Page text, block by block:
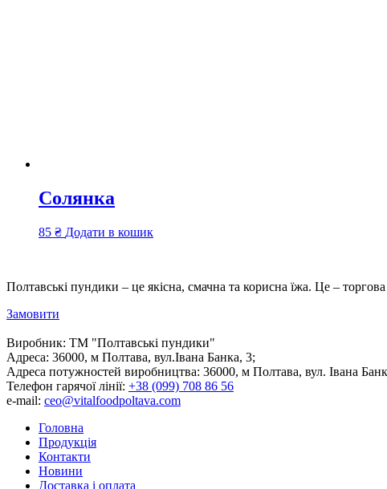
Солянка
85 ₴ Додати в кошик
Полтавські пундики – це якісна, смачна та корисна їжа. Це –
Замовити
Виробник: ТМ "Полтавські пундики"
Адреса: 36000, м Полтава, вул.Івана Банка, 3;
Адреса потужностей виробництва: 36000, м Полтава, вул. Івана
Телефон гарячої лінії: +38 (099) 708 86 56
e-mail: ceo@vitalfoodpoltava.com
Головна
Продукція
Контакти
Новини
Доставка і оплата